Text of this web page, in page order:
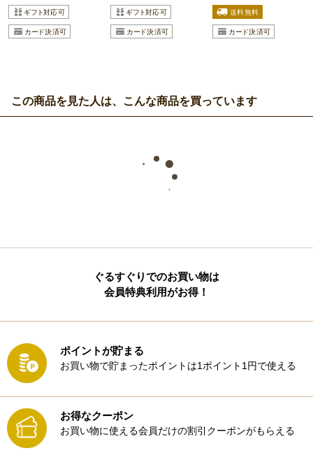
この商品を見た人は、こんな商品を買っています
ぐるすぐりでのお買い物は
会員特典利用がお得！
ポイントが貯まる
お買い物で貯まったポイントは1ポイント1円で使える
お得なクーポン
お買い物に使える会員だけの割引クーポンがもらえる